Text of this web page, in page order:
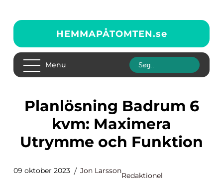
HEMMAPÅTOMTEN.se
Menu
Planlösning Badrum 6
kvm: Maximera
Utrymme och Funktion
09 oktober 2023 Jon Larsson
Redaktionel